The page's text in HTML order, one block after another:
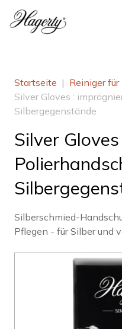
Startseite | Reiniger
Silver Gloves :
Silbergegenstände
Silver
Silberschmied-
Pflegen - für Silber und